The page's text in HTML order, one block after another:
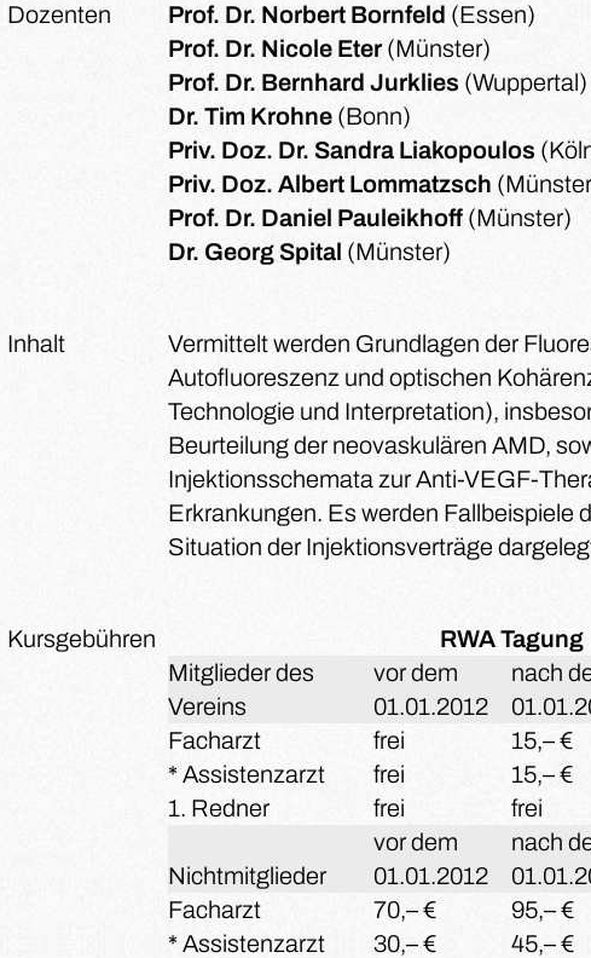
Dozenten Prof. Dr. Norbert Bornfeld (Essen)
Prof. Dr. Nicole Eter (Münster)
Prof. Dr. Bernhard Jurklies (Wuppertal)
Dr. Tim Krohne (Bonn)
Priv. Doz. Dr. Sandra Liakopoulos
Priv. Doz. Albert Lommatzsch
Prof. Dr. Daniel Pauleikhoff (Münster)
Dr. Georg Spital (Münster)
Inhalt
Vermittelt werden Grundlagen der
Autofluoreszenz und optischen
Technologie und Interpretation),
Beurteilung der neovaskulären AMD,
Injektionsschemata zur Anti-VEGF-
Erkrankungen. Es werden Fallbeispiele
Situation der Injektionsverträge
Kursgebühren RWA Tagung
Mitglieder des
Vereins
vor dem
01.01.2012
nach
Facharzt
frei 15,– €
* Assistenzarzt
frei 15,– €
1. Redner
frei frei
Nichtmitglieder
vor dem
01.01.2012
nach
Facharzt
70,– € 95,– €
* Assistenzarzt
30,– € 45,– €